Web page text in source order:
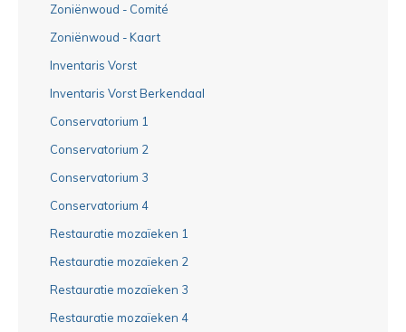
Zoniënwoud - Comité
Zoniënwoud - Kaart
Inventaris Vorst
Inventaris Vorst Berkendaal
Conservatorium 1
Conservatorium 2
Conservatorium 3
Conservatorium 4
Restauratie mozaïeken 1
Restauratie mozaïeken 2
Restauratie mozaïeken 3
Restauratie mozaïeken 4